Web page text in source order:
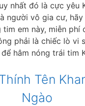
nhất đó là cực yêu
người vô gia cư,
em này, miễn phí
phải là chiếc lò vi
hâm nóng trái tim
Tên
Ngào